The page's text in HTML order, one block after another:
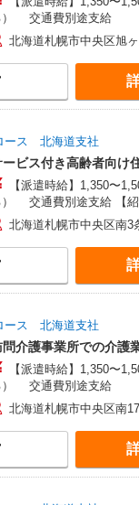
） 交通費別途支給
北海道札幌市中央区旭
ース 北海道支社
ービス付き高齢者向け
【派遣時給】1,350〜
交通費別途支給 【紹介後】正社員 月
：178,000〜245,000円
勤手当：6,000円/回 皆
手当：10,000円/月 （
手当：5,000円〜
月支給） 処遇改善手当
接雇用へ移行予定
北海道札幌市中央区南3
ース 北海道支社
問介護事業所での介護
【派遣時給】1,350〜
） 交通費別途支給
北海道札幌市中央区南